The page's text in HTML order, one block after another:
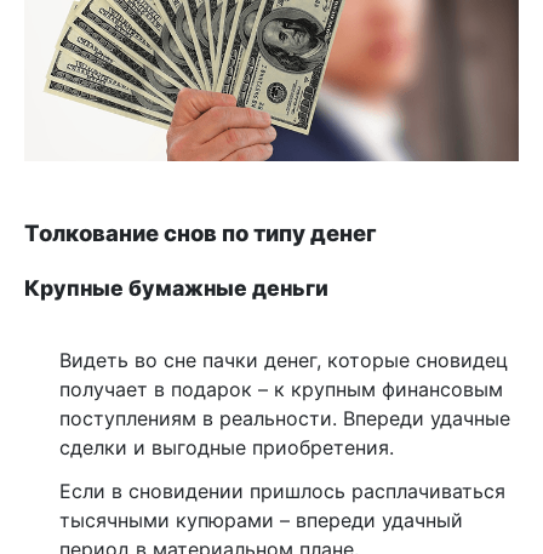
Толкование снов по типу денег
Крупные бумажные деньги
Видеть во сне пачки денег, которые сновидец
получает в подарок – к крупным финансовым
поступлениям в реальности. Впереди удачные
сделки и выгодные приобретения.
Если в сновидении пришлось расплачиваться
тысячными купюрами – впереди удачный
период в материальном плане.